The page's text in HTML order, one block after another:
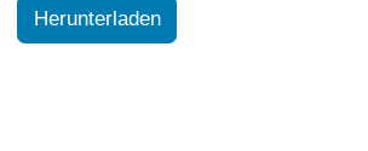
Herunterladen